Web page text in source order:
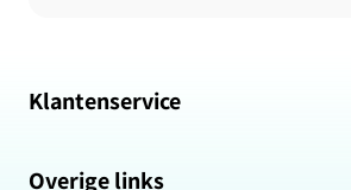
Klantenservice
Overige links